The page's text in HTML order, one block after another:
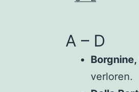
A – D
verloren.